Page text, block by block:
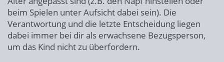
beim Spielen unter Aufsicht dabei sein). Die
Verantwortung und die letzte Entscheidung liegen
dabei immer bei dir als erwachsene Bezugsperson,
um das Kind nicht zu überfordern.